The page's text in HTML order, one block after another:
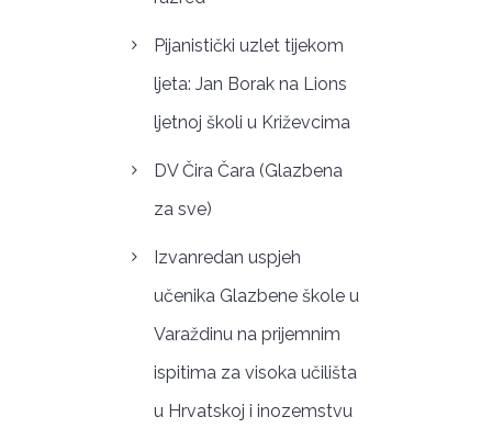
Pijanistički uzlet tijekom
ljeta: Jan Borak na Lions
ljetnoj školi u Križevcima
DV Čira Čara (Glazbena
za sve)
Izvanredan uspjeh
učenika Glazbene škole u
Varaždinu na prijemnim
ispitima za visoka učilišta
u Hrvatskoj i inozemstvu